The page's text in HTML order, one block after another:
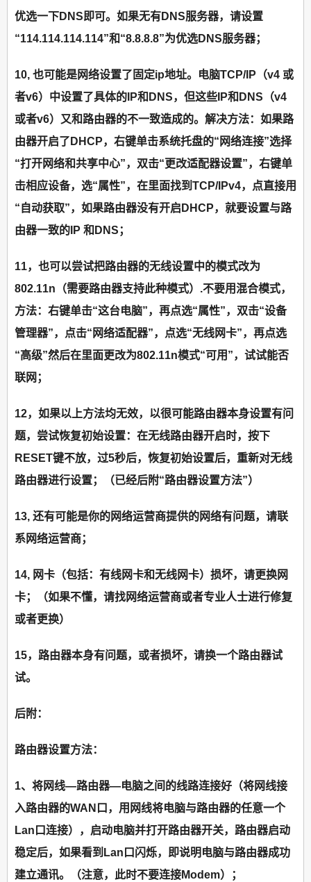
优选一下DNS即可。如果无有DNS服务器，请设置
“114.114.114.114”和“8.8.8.8”为优选DNS服务器；
10, 也可能是网络设置了固定ip地址。电脑TCP/IP（v4 或
者v6）中设置了具体的IP和DNS，但这些IP和DNS（v4
或者v6）又和路由器的不一致造成的。解决方法：如果路
由器开启了DHCP，右键单击系统托盘的“网络连接”选择
“打开网络和共享中心”，双击“更改适配器设置”，右键单
击相应设备，选“属性”，在里面找到TCP/IPv4，点直接用
“自动获取”，如果路由器没有开启DHCP，就要设置与路
由器一致的IP 和DNS；
11，也可以尝试把路由器的无线设置中的模式改为
802.11n（需要路由器支持此种模式）.不要用混合模式，
方法：右键单击“这台电脑”，再点选“属性”，双击“设备
管理器”，点击“网络适配器”，点选“无线网卡”，再点选
“高级”然后在里面更改为802.11n模式“可用”，试试能否
联网；
12，如果以上方法均无效，以很可能路由器本身设置有问
题，尝试恢复初始设置：在无线路由器开启时，按下
RESET键不放，过5秒后，恢复初始设置后，重新对无线
路由器进行设置；（已经后附“路由器设置方法”）
13, 还有可能是你的网络运营商提供的网络有问题，请联
系网络运营商；
14, 网卡（包括：有线网卡和无线网卡）损坏，请更换网
卡；（如果不懂，请找网络运营商或者专业人士进行修复
或者更换）
15，路由器本身有问题，或者损坏，请换一个路由器试
试。
后附：
路由器设置方法：
1、将网线—路由器—电脑之间的线路连接好（将网线接
入路由器的WAN口，用网线将电脑与路由器的任意一个
Lan口连接），启动电脑并打开路由器开关，路由器启动
稳定后，如果看到Lan口闪烁，即说明电脑与路由器成功
建立通讯。（注意，此时不要连接Modem）；